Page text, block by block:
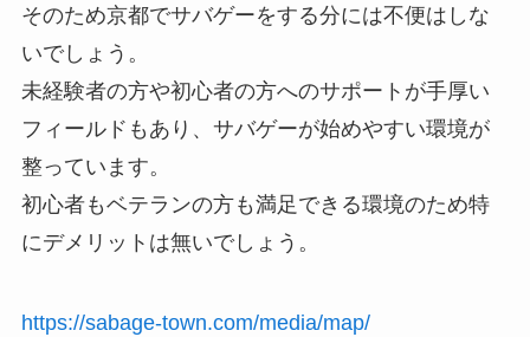
そのため京都でサバゲーをする分には不便はしな
いでしょう。
未経験者の方や初心者の方へのサポートが手厚い
フィールドもあり、サバゲーが始めやすい環境が
整っています。
初心者もベテランの方も満足できる環境のため特
にデメリットは無いでしょう。
https://sabage-town.com/media/map/